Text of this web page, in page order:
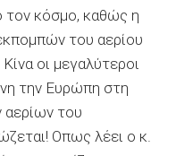
τον κόσμο, καθώς η
του αερίου
οι μεγαλύτεροι
την Ευρώπη στη
αερίων του
Οπως λέει ο κ.